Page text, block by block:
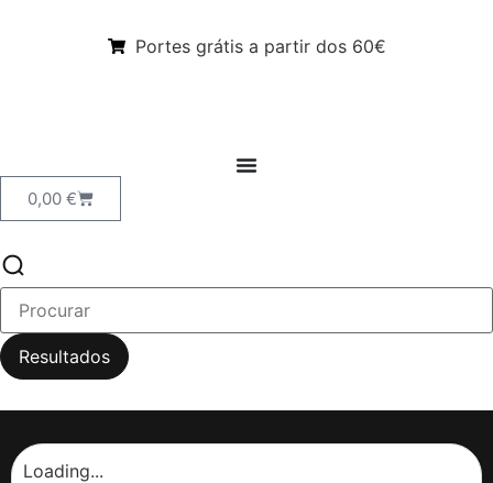
Portes grátis a partir dos 60€
0,00 €
Resultados
Loading...